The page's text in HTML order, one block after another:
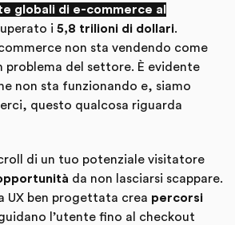
globali di e-commerce al
i 5,8 trilioni di dollari.
non sta vendendo come
problema del settore. È evidente
non sta funzionando e, siamo
questo qualcosa riguarda
di un tuo potenziale visitatore
da non lasciarsi scappare.
UX ben progettata crea percorsi
l’utente fino al checkout